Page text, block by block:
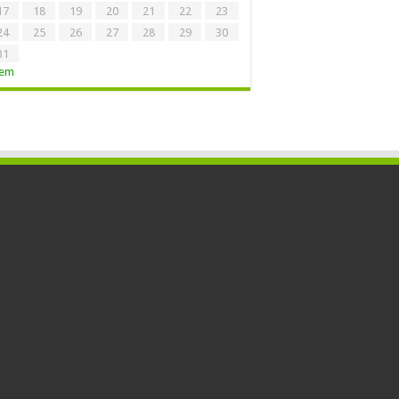
18 19 20 21 22
23
25 26 27 28 29
30